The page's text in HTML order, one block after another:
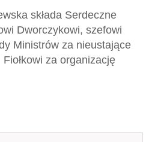
składa Serdeczne
Dworczykowi, szefowi
Ministrów za nieustające
za organizację